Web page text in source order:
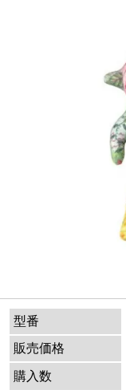
型番
販売価格
購入数